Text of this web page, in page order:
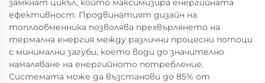
замкнат цикъл, който максимизира енергийната
ефективност. Продвинатият дизайн на
топлообменника позволява прехвърлянето на
термална енергия между различни процесни потоци
с минимални загуби, което води до значително
намаляване на енергийното потребление.
Системата може да възстанови до 85% от